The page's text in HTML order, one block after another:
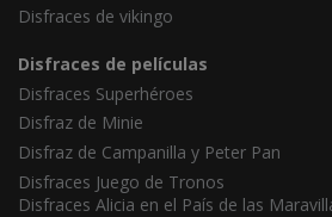
Disfraces de vikingo
Disfraces de películas
Disfraces Superhéroes
Disfraz de Minie
Disfraz de Campanilla y Peter Pan
Disfraces Juego de Tronos
Disfraces Alicia en el País de las